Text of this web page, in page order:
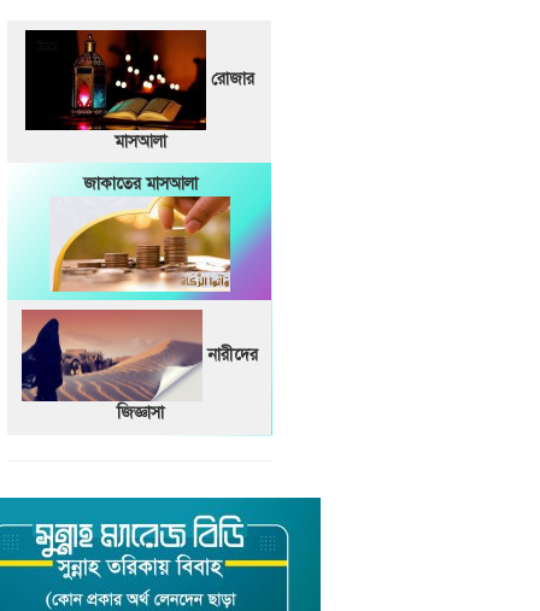
রোজার
মাসআলা
জাকাতের মাসআলা
নারীদের
জিজ্ঞাসা